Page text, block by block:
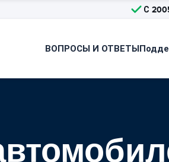
С
ВОПРОСЫ И ОТВЕТЫ